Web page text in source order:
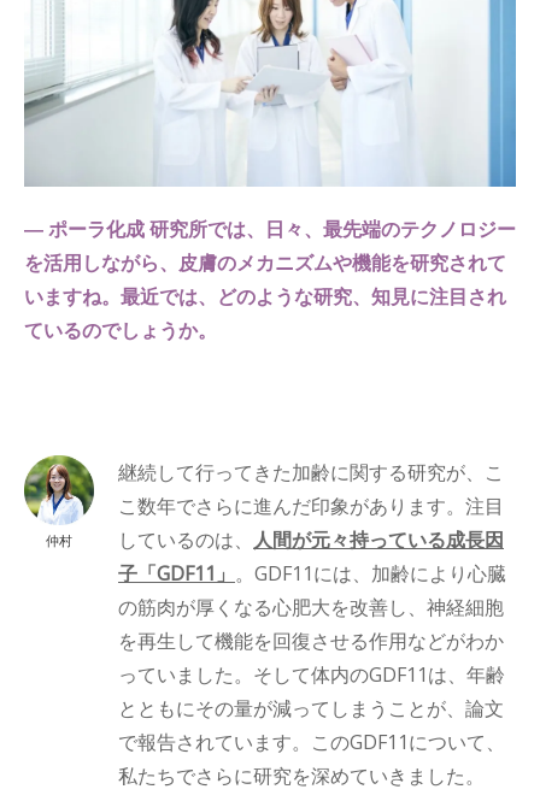
― ポーラ化成 研究所では、日々、最先端のテクノロジー
を活用しながら、皮膚のメカニズムや機能を研究されて
いますね。最近では、どのような研究、知見に注目され
ているのでしょうか。
仲村
継続して行ってきた加齢に関する研究が、こ
こ数年でさらに進んだ印象があります。注目
しているのは、人間が元々持っている成長因
子「GDF11」 。GDF11には、加齢により心臓
の筋肉が厚くなる心肥大を改善し、神経細胞
を再生して機能を回復させる作用などがわか
っていました。そして体内のGDF11は、年齢
とともにその量が減ってしまうことが、論文
で報告されています。このGDF11について、
私たちでさらに研究を深めていきました。